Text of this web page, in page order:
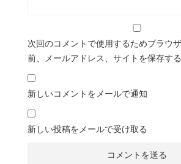
次回のコメントで使用するためブラウ
前、メールアドレス、サイトを保存する
新しいコメントをメールで通知
新しい投稿をメールで受け取る